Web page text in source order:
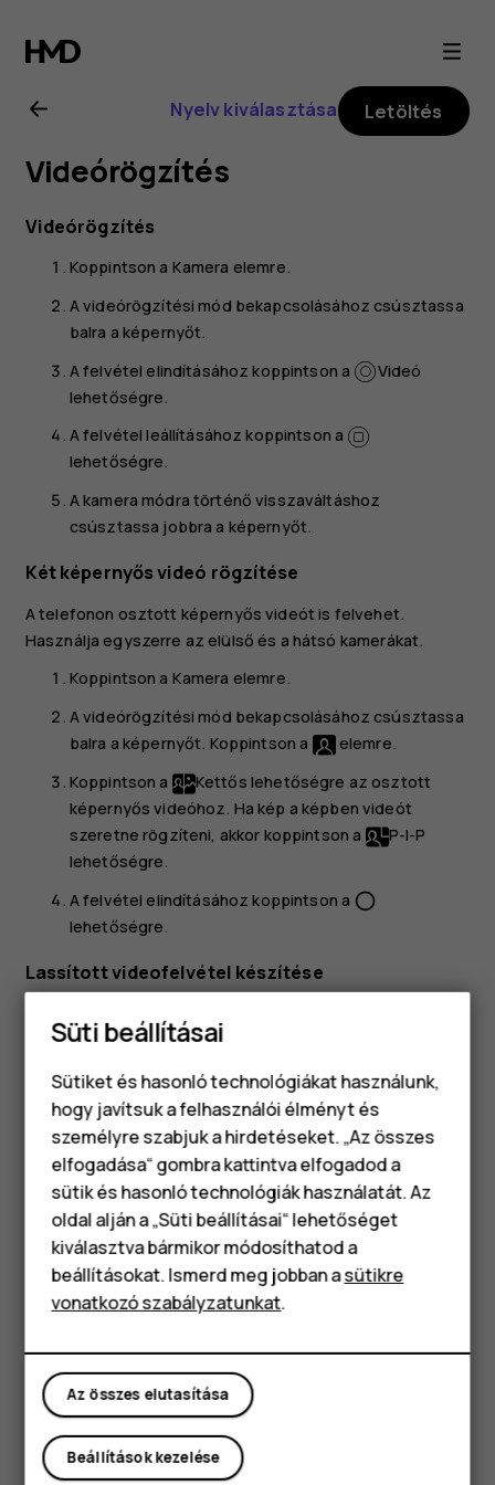
Nokia
8.1
felhasználói
kézikönyv
Okostelefonok
Klasszikus telefonok
Tartozékok
Táblagépek
Nyelv kiválasztása Letöltés
Videórögzítés
Videórögzítés
Koppintson a Kamera elemre.
A videórögzítési mód bekapcsolásához csúsztassa
balra a képernyőt.
A felvétel elindításához koppintson a
Videó
lehetőségre.
A felvétel leállításához koppintson a
lehetőségre.
A kamera módra történő visszaváltáshoz
csúsztassa jobbra a képernyőt.
Két képernyős videó rögzítése
A telefonon osztott képernyős videót is felvehet.
Használja egyszerre az elülső és a hátsó kamerákat.
Koppintson a Kamera elemre.
A videórögzítési mód bekapcsolásához csúsztassa
balra a képernyőt. Koppintson a
elemre.
Koppintson a
Kettős lehetőségre az osztott
képernyős videóhoz. Ha kép a képben videót
szeretne rögzíteni, akkor koppintson a
P-I-P
lehetőségre.
A felvétel elindításához koppintson a panorama_fish_eye
lehetőségre.
Lassított videofelvétel készítése
balra a képernyőt.
Koppintson aLassított felvétellehetőségre.
A felvétel elindításához koppintson apanorama_fish_eye
lehetőségre.
A felvétel leállításához koppintson a
lehetőségre.
Élő videó megosztása
A telefon kamerájával élő videókat közvetíthet a
közösségi alkalmazásokra.
Koppintson aKameraelemre. A videórögzítési mód
bekapcsolásához csúsztassa balra a képernyőt.
Koppintson a
lehetőségre, és válassza ki azt a
közösségimédia-fiókot, amelyet az élő
üzenetszórásra használni kíván.
Süti beállításai
Sütiket és hasonló technológiákat használunk,
hogy javítsuk a felhasználói élményt és
személyre szabjuk a hirdetéseket. „Az összes
elfogadása“ gombra kattintva elfogadod a
sütik és hasonló technológiák használatát. Az
oldal alján a „Süti beállításai“ lehetőséget
kiválasztva bármikor módosíthatod a
beállításokat. Ismerd meg jobban asütikre
vonatkozó szabályzatunkat.
Az összes elutasítása
Beállítások kezelése